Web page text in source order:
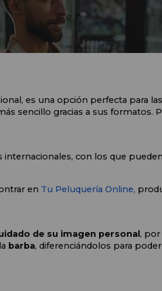
es una opción perfecta para las
sencillo gracias a sus formatos.
con los que
en Tu Peluquería Online,
de su imagen personal, por
barba, diferenciándolos para